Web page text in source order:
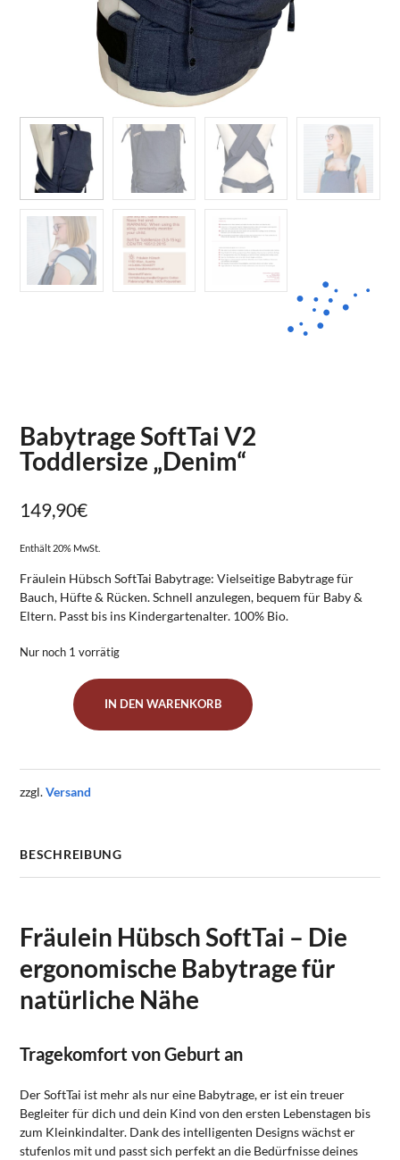
Babytrage SoftTai V2
Toddlersize „Denim“
149,90€
Enthält 20% MwSt.
Fräulein Hübsch SoftTai Babytrage: Vielseitige Babytrage für
Bauch, Hüfte & Rücken. Schnell anzulegen, bequem für Baby &
Eltern. Passt bis ins Kindergartenalter. 100% Bio.
Nur noch 1 vorrätig
Babytrage
Toddlersize
"Denim"
IN DEN WARENKORB
zzgl.Versand
BESCHREIBUNG
Fräulein Hübsch SoftTai – Die
ergonomische Babytrage für
natürliche Nähe
Tragekomfort von Geburt an
Der SoftTai ist mehr als nur eine Babytrage, er ist ein treuer
Begleiter für dich und dein Kind von den ersten Lebenstagen bis
zum Kleinkindalter. Dank des intelligenten Designs wächst er
stufenlos mit und passt sich perfekt an die Bedürfnisse deines